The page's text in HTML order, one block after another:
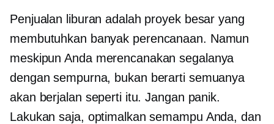
Penjualan liburan adalah proyek besar yang
membutuhkan banyak perencanaan. Namun
meskipun Anda merencanakan segalanya
dengan sempurna, bukan berarti semuanya
akan berjalan seperti itu. Jangan panik.
Lakukan saja, optimalkan semampu Anda, dan